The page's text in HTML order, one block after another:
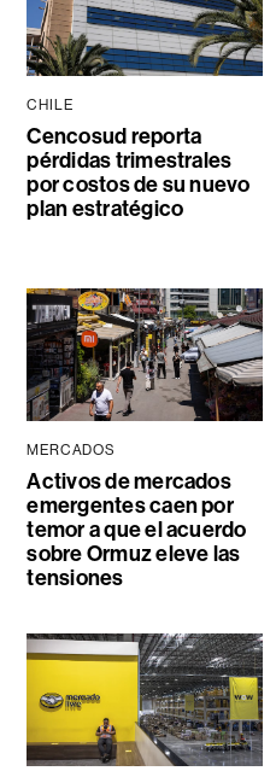
CHILE
Cencosud reporta
pérdidas trimestrales
por costos de su nuevo
plan estratégico
MERCADOS
Activos de mercados
emergentes caen por
temor a que el acuerdo
sobre Ormuz eleve las
tensiones